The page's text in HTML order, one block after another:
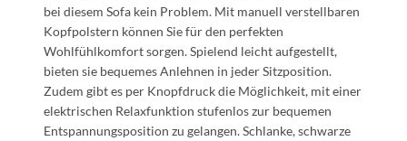
bei diesem Sofa kein Problem. Mit manuell verstellbaren
Kopfpolstern können Sie für den perfekten
Wohlfühlkomfort sorgen. Spielend leicht aufgestellt,
bieten sie bequemes Anlehnen in jeder Sitzposition.
Zudem gibt es per Knopfdruck die Möglichkeit, mit einer
elektrischen Relaxfunktion stufenlos zur bequemen
Entspannungsposition zu gelangen. Schlanke, schwarze